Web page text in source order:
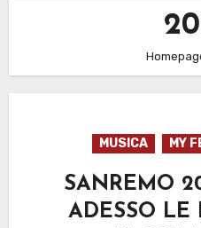
MUSICA MY
SANREMO
ADESSO LE